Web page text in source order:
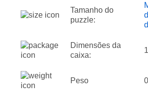
Tamanho do
puzzle:
Dimensões da
caixa:
Peso